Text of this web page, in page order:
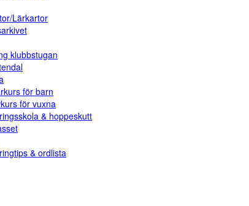
Lärkartor
klubbstugan
för barn
för vuxna
& hoppeskutt
& ordlista